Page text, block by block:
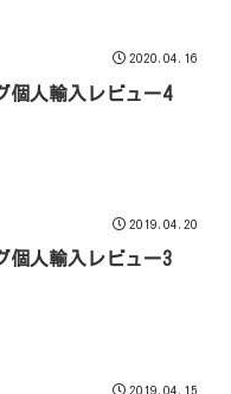
2020.04.16
個人輸入レビュー4
2019.04.20
個人輸入レビュー3
2019.04.15